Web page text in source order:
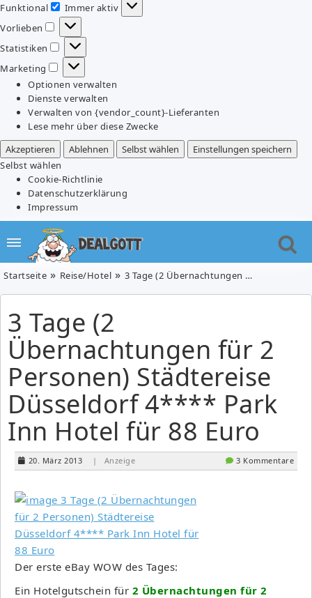
Funktional
Funktional
Immer aktiv
Vorlieben
Vorlieben
Statistiken
Statistiken
Marketing
Marketing
Optionen verwalten
Dienste verwalten
Verwalten von {vendor_count}-Lieferanten
Lese mehr über diese Zwecke
Akzeptieren
Ablehnen Selbst wählen
Einstellungen speichern
Selbst wählen
Cookie-Richtlinie
Datenschutzerklärung
Impressum
Startseite Reise/Hotel 3 Tage (2 Übernachtungen für 2 Personen) Städtereise Düsseldorf 4**** Park Inn Hotel für 88 Euro
3 Tage (2
Übernachtungen für 2
Personen) Städtereise
Düsseldorf 4**** Park
Inn Hotel für 88 Euro
20. März 2013 | Anzeige 3 Kommentare
Der erste eBay WOW des Tages:
Ein Hotelgutschein für 2 Übernachtungen für 2